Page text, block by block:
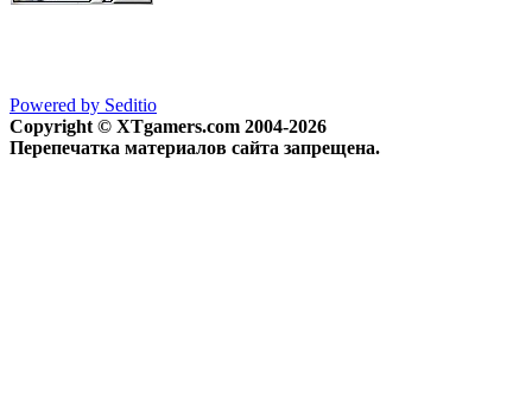
Powered by Seditio
Copyright © XTgamers.com 2004-2026
Перепечатка материалов сайта запрещена.